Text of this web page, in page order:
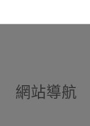
網站導航